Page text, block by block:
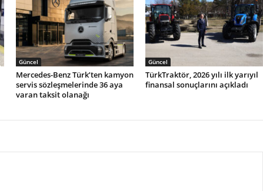
Güncel
Mercedes-Benz Türk’ten kamyon
servis sözleşmelerinde 36 aya
varan taksit olanağı
Güncel
TürkTraktör, 2026 yılı ilk yarıyıl
finansal sonuçlarını açıkladı